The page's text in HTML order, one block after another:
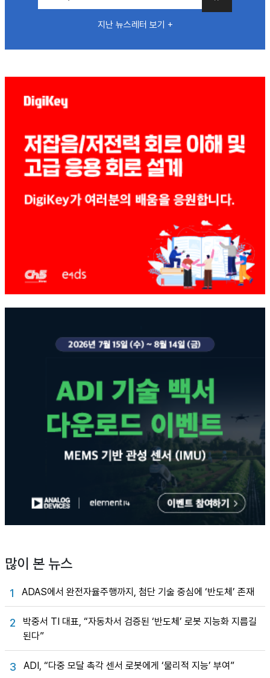
지난 뉴스레터 보기 +
많이 본 뉴스
1 ADAS에서 완전자율주행까지, 첨단 기술 중심에 ‘반도체’ 존재
2
박중서 TI 대표, “자동차서 검증된 ‘반도체’ 로봇 지능화 지름길
된다”
3 ADI, “다중 모달 촉각 센서 로봇에게 ‘물리적 지능’ 부여”